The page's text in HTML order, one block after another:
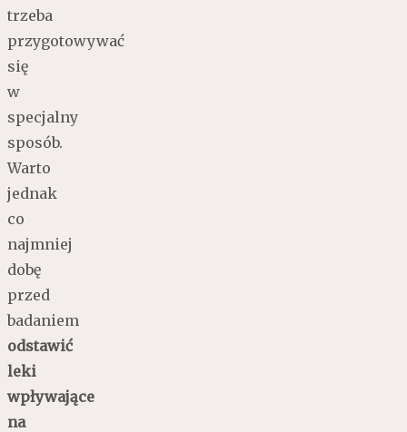
trzeba
przygotowywać
się
w
specjalny
sposób.
Warto
jednak
co
najmniej
dobę
przed
badaniem
odstawić
leki
wpływające
na